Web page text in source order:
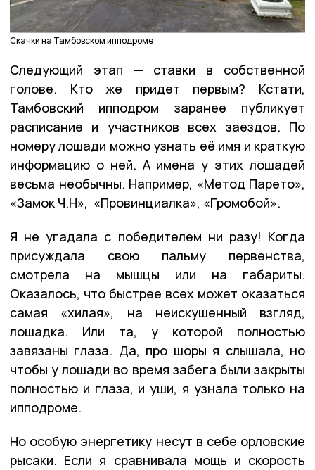
Скачки на Тамбовском ипподроме
Следующий этап — ставки в собственной
голове. Кто же придет первым? Кстати,
Тамбовский ипподром заранее публикует
расписание и участников всех заездов. По
номеру лошади можно узнать её имя и краткую
информацию о ней. А имена у этих лошадей
весьма необычны. Например, «Метод Парето»,
«Замок Ч.Н», «Провинциалка», «Громобой».
Я не угадала с победителем ни разу! Когда
присуждала свою пальму первенства,
смотрела на мышцы или на габариты.
Оказалось, что быстрее всех может оказаться
самая «хилая», на неискушенный взгляд,
лошадка. Или та, у которой полностью
завязаны глаза. Да, про шоры я слышала, но
чтобы у лошади во время забега были закрыты
полностью и глаза, и уши, я узнала только на
ипподроме.
Но особую энергетику несут в себе орловские
рысаки. Если я сравнивала мощь и скорость